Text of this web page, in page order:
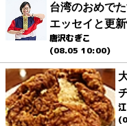
台湾のおめで
エッセイと更新
唐沢むぎこ
(08.05 10:00)